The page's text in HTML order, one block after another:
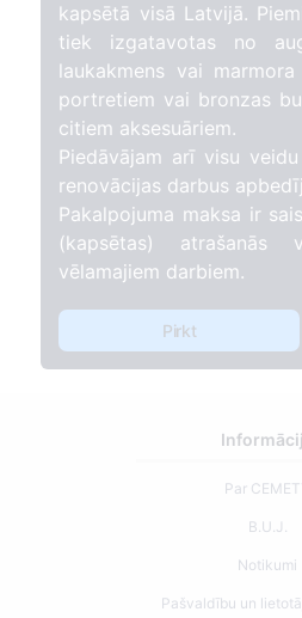
kapsētā visā Latvijā.
tiek izgatavotas no
laukakmens vai
portretiem vai bronzas
citiem aksesuāriem.
Piedāvājam arī visu
renovācijas darbus
Pakalpojuma maksa ir
(kapsētas) atrašanās
vēlamajiem darbiem.
Pirkt
Par
B.U.J.
Notikumi
Pašvaldību un